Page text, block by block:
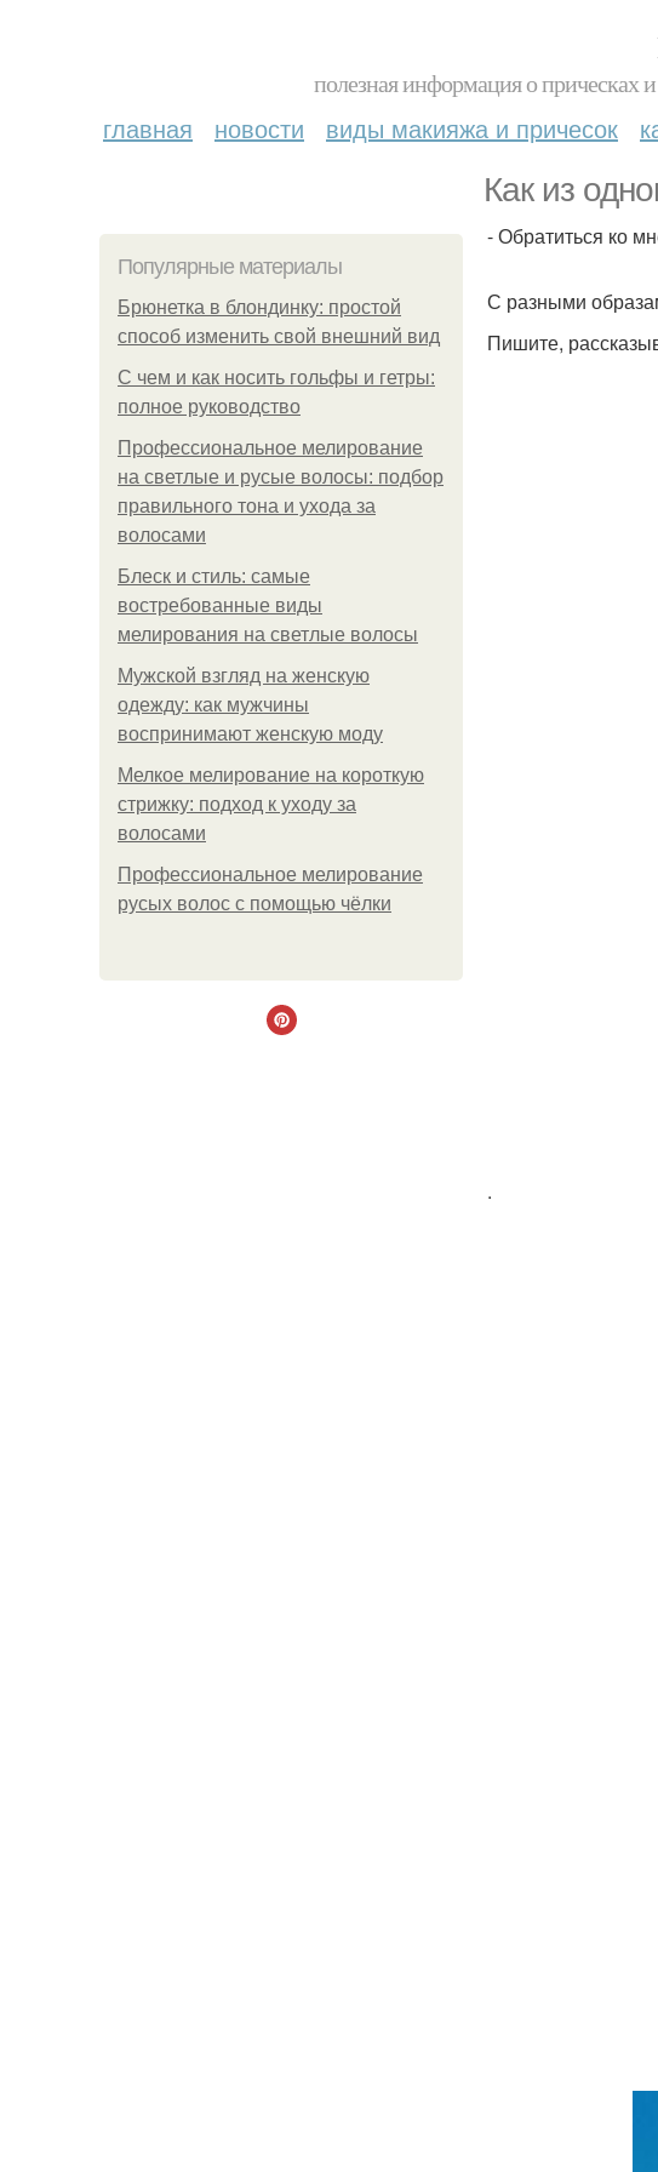
полезная информация о прическах
главная новости виды макияжа и причесок
Как из
Популярные материалы
Брюнетка в блондинку: простой
способ изменить свой внешний вид
С чем и как носить гольфы и гетры:
полное руководство
Профессиональное мелирование
на светлые и русые волосы: подбор
правильного тона и ухода за
волосами
Блеск и стиль: самые
востребованные виды
мелирования на светлые волосы
Мужской взгляд на женскую
одежду: как мужчины
воспринимают женскую моду
Мелкое мелирование на короткую
стрижку: подход к уходу за
волосами
Профессиональное мелирование
русых волос с помощью чёлки
- Обратиться ко
С разными
Пишите,
.